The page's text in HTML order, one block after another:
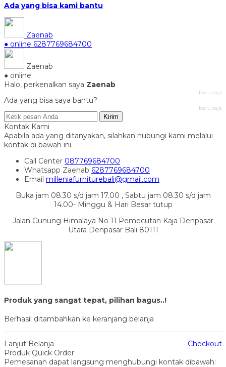
Ada yang bisa kami bantu
Zaenab
● online 6287769684700
Zaenab
● online
Halo, perkenalkan saya Zaenab
baru saja
Ada yang bisa saya bantu?
baru saja
Kirim
Kontak Kami
Apabila ada yang ditanyakan, silahkan hubungi kami melalui
kontak di bawah ini.
Call Center 087769684700
Whatsapp Zaenab 6287769684700
Email milleniafurniturebali@gmail.com
Buka jam 08.30 s/d jam 17.00 , Sabtu jam 08.30 s/d jam
14.00- Minggu & Hari Besar tutup
Jalan Gunung Himalaya No 11 Pemecutan Kaja Denpasar
Utara Denpasar Bali 80111
Produk yang sangat tepat, pilihan bagus..!
Berhasil ditambahkan ke keranjang belanja
Lanjut Belanja
Checkout
Produk Quick Order
Pemesanan dapat langsung menghubungi kontak dibawah: